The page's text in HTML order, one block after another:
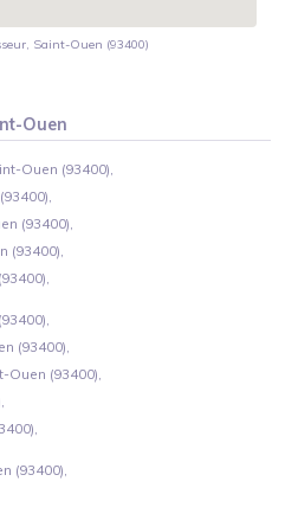
Saint-Ouen (93400)
Ouen
Ouen (93400),
(93400),
(93400),
(93400),
(93400),